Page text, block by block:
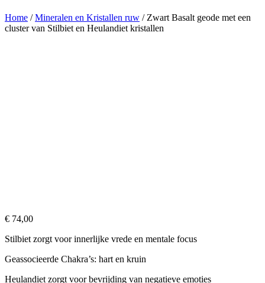
Home /Mineralen en Kristallen ruw / Zwart Basalt geode met een
cluster van Stilbiet en Heulandiet kristallen
€ 74,00
Stilbiet zorgt voor innerlijke vrede en mentale focus
Geassocieerde Chakra’s: hart en kruin
Heulandiet zorgt voor bevrijding van negatieve emoties